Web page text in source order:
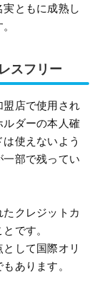
ともに成熟し
スフリー
盟店で使用され
ルダーの本人確
使えないよう
部で残ってい
クレジットカ
です。
して国際オリ
あります。